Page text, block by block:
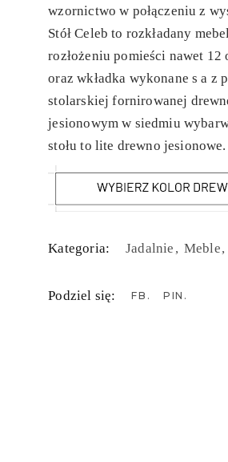
wzornictwo w połączeniu z
Stół Celeb to rozkładany
rozłożeniu pomieści nawet 12
oraz wkładka wykonane s a z
stolarskiej fornirowanej
jesionowym w siedmiu
stołu to lite drewno jesionowe.
Kategoria: Jadalnie Meble
Podziel się: FB PIN